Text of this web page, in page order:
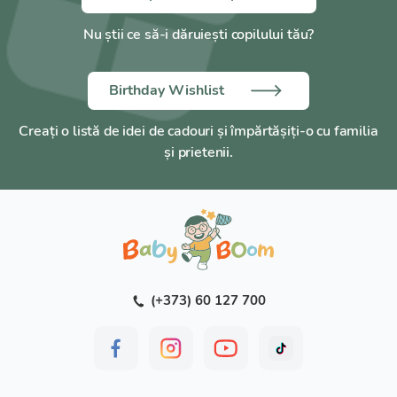
Mărime: XL (5)
Circumferința coapsei sub fesă:
60–72 cm
Înălțime:
Compoziție:Poliamidă – 73%, Lycra – 27%
Tonus Elast.
Nu știi ce să-i dăruiești copilului tău?
Birthday Wishlist
Creați o listă de idei de cadouri și împărtășiți-o cu familia
și prietenii.
(+373) 60 127 700